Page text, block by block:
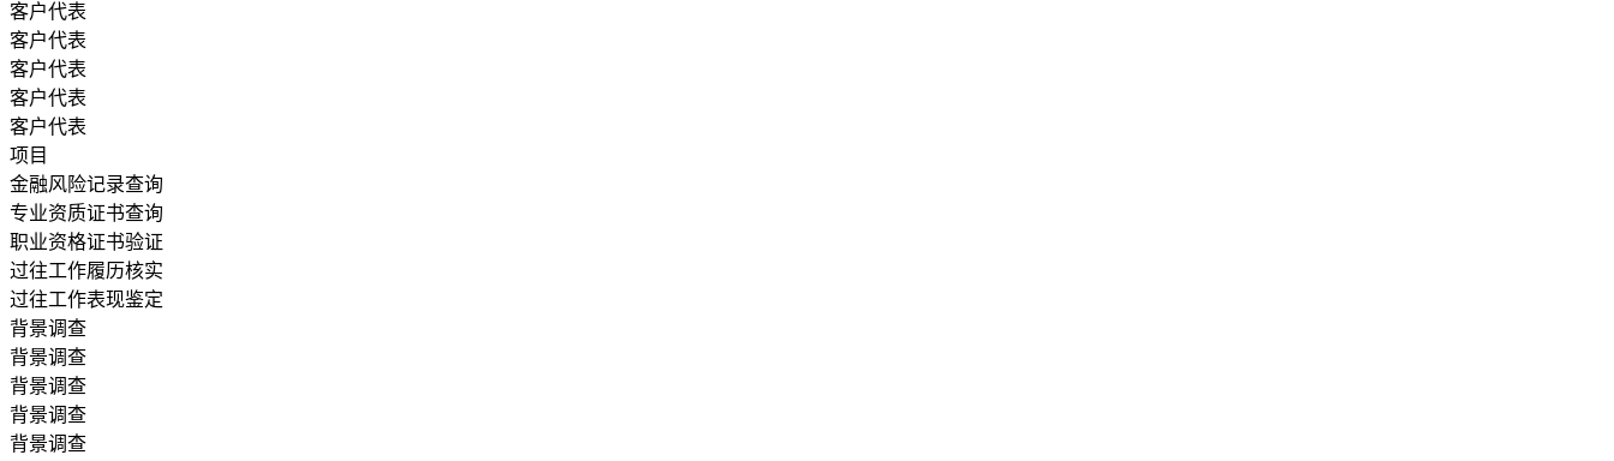
客户代表
客户代表
客户代表
客户代表
客户代表
项目
金融风险记录查询
专业资质证书查询
职业资格证书验证
过往工作履历核实
过往工作表现鉴定
背景调查
背景调查
背景调查
背景调查
背景调查